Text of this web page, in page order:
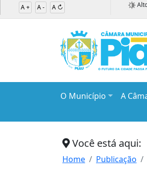
A + A - A ↻
O Município A
Você está aqui:
Home Publicação